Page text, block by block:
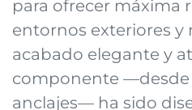
para ofrecer máxima
entornos exteriores y
acabado elegante y
componente —desde
anclajes— ha sido